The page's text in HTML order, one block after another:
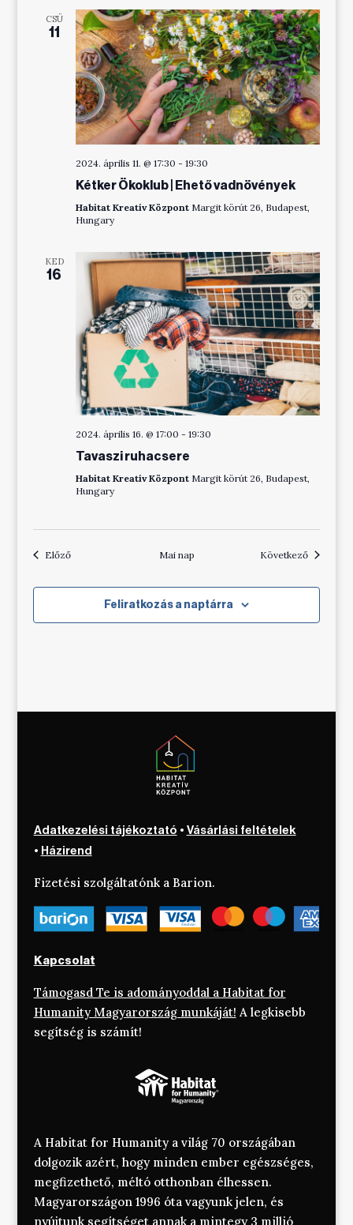
CSÜ
11
2024. április 11. @ 17:30 - 19:30
Kétker Ökoklub | Ehető vadnövények
Habitat Kreatív Központ Margit körút 26, Budapest,
Hungary
KED
16
2024. április 16. @ 17:00 - 19:30
Tavaszi ruhacsere
Habitat Kreatív Központ Margit körút 26, Budapest,
Hungary
ElőzőEsemények Mai nap Következő
Feliratkozás a naptárra
Adatkezelési tájékoztató • Vásárlási feltételek
• Házirend
Fizetési szolgáltatónk a Barion.
Kapcsolat
Támogasd Te is adományoddal a Habitat for
Humanity Magyarország munkáját! A legkisebb
segítség is számít!
A Habitat for Humanity a világ 70 országában
dolgozik azért, hogy minden ember egészséges,
megfizethető, méltó otthonban élhessen.
Magyarországon 1996 óta vagyunk jelen, és
nyújtunk segítséget annak a mintegy 3 millió